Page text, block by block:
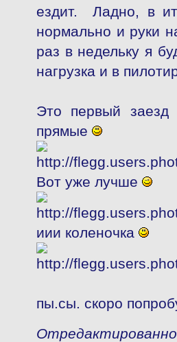
ездит. Ладно, в
нормально и руки
раз в недельку я
нагрузка и в
Это первый
прямые
Вот уже лучше
иии коленочка
пы.сы. скоро